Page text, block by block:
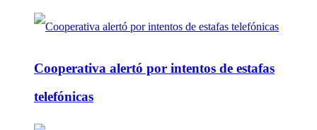
Cooperativa alertó por intentos de estafas
telefónicas